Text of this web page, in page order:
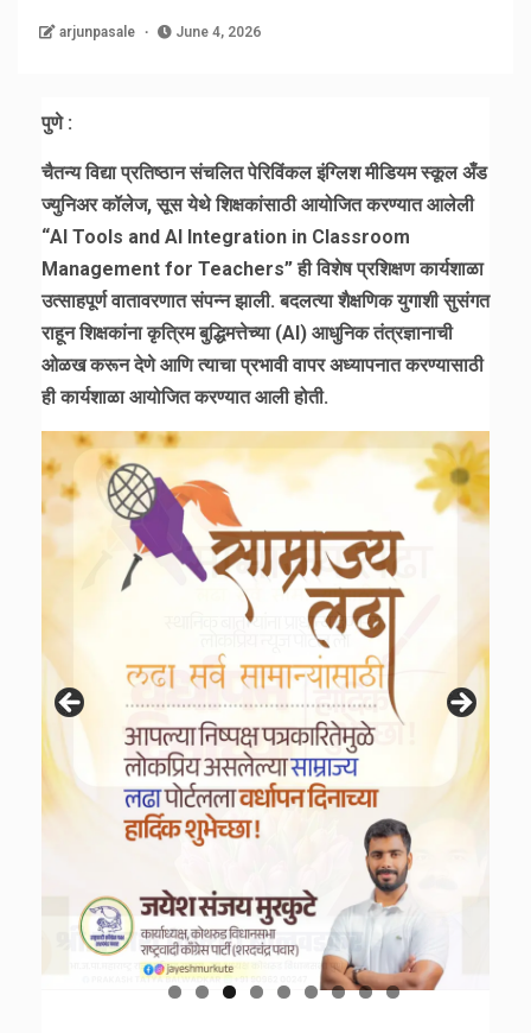
arjunpasale June 4, 2026
पुणे :
चैतन्य विद्या प्रतिष्ठान संचलित पेरिविंकल इंग्लिश मीडियम स्कूल अँड
ज्युनिअर कॉलेज, सूस येथे शिक्षकांसाठी आयोजित करण्यात आलेली
“AI Tools and AI Integration in Classroom
Management for Teachers” ही विशेष प्रशिक्षण कार्यशाळा
उत्साहपूर्ण वातावरणात संपन्न झाली. बदलत्या शैक्षणिक युगाशी सुसंगत
राहून शिक्षकांना कृत्रिम बुद्धिमत्तेच्या (AI) आधुनिक तंत्रज्ञानाची
ओळख करून देणे आणि त्याचा प्रभावी वापर अध्यापनात करण्यासाठी
ही कार्यशाळा आयोजित करण्यात आली होती.